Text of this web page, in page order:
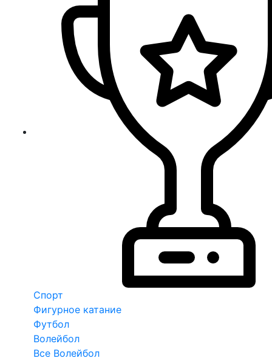
Спорт
Фигурное катание
Футбол
Волейбол
Все Волейбол